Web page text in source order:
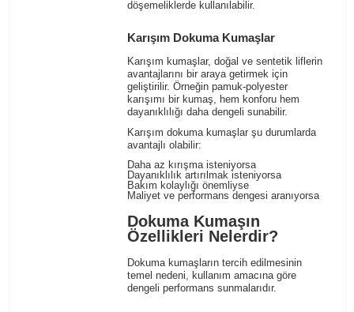
döşemeliklerde kullanılabilir.
Karışım Dokuma Kumaşlar
Karışım kumaşlar, doğal ve sentetik liflerin
avantajlarını bir araya getirmek için
geliştirilir. Örneğin pamuk-polyester
karışımı bir kumaş, hem konforu hem
dayanıklılığı daha dengeli sunabilir.
Karışım dokuma kumaşlar şu durumlarda
avantajlı olabilir:
Daha az kırışma isteniyorsa
Dayanıklılık artırılmak isteniyorsa
Bakım kolaylığı önemliyse
Maliyet ve performans dengesi aranıyorsa
Dokuma Kumaşın
Özellikleri Nelerdir?
Dokuma kumaşların tercih edilmesinin
temel nedeni, kullanım amacına göre
dengeli performans sunmalarıdır.